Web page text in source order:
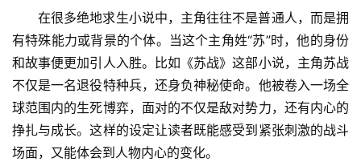
在很多绝地求生小说中，主角往往不是普通人，而是拥
有特殊能力或背景的个体。当这个主角姓“苏”时，他的身份
和故事便更加引人入胜。比如《苏战》这部小说，主角苏战
不仅是一名退役特种兵，还身负神秘使命。他被卷入一场全
球范围内的生死博弈，面对的不仅是敌对势力，还有内心的
挣扎与成长。这样的设定让读者既能感受到紧张刺激的战斗
场面，又能体会到人物内心的变化。